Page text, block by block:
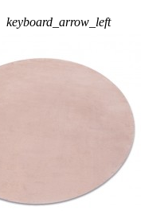
keyboard_arrow_left
keyboard_arrow_right